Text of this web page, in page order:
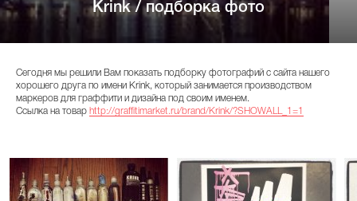
Krink / подборка фото
Сегодня мы решили Вам показать подборку фотографий с сайта нашего
хорошего друга по имени Krink, который занимается производством
маркеров для граффити и дизайна под своим именем.
Ссылка на товар http://graffitimarket.ru/brand/Krink/?SHOWALL_1=1